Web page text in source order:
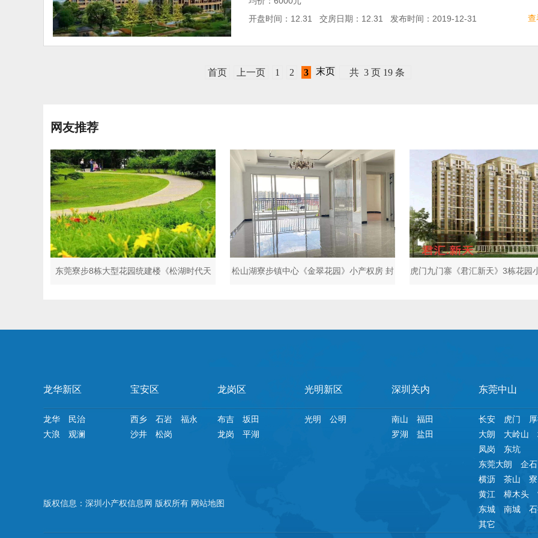
开盘时间：12.31 交房日期：12.31 发布时间：2019-12-31
首页 上一页 1 2 3 末页 共 3 页 19 条
网友推荐
东莞寮步8栋大型花园统建楼《松湖时代天 松山湖寮步镇中心《金翠花园》小产权房 封 虎门九门寨《君汇新天》3栋花园
龙华新区
龙华
民治
大浪
观澜
宝安区
西乡 石岩
福永
沙井
松岗
龙岗区
布吉
坂田
龙岗
平湖
光明新区
光明 公明
深圳关内
南山
福田
罗湖
盐田
东莞中山
长安 虎门
大朗
大岭山
凤岗
东坑
东莞大朗
企石
横沥
茶山
黄江
樟木头
东城
南城
其它
版权信息：深圳小产权信息网 版权所有 网站地图